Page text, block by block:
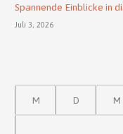
Spannende Einblicke in
Juli 3, 2026
M D M